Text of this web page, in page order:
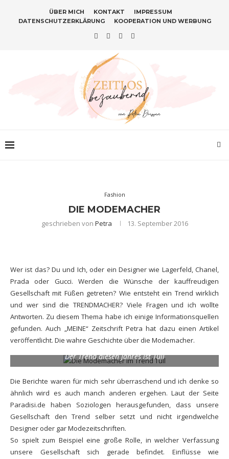
ÜBER MICH KONTAKT
IMPRESSUM
DATENSCHUTZERKLÄRUNG
KOOPERATION UND WERBUNG
Fashion
DIE MODEMACHER
geschrieben von Petra 13. September 2016
Wer ist das? Du und Ich, oder ein Designer wie Lagerfeld,Chanel,
Prada oder Gucci. Werden die Wünsche der kauffreudigen
Gesellschaft mit Füßen getreten? Wie entsteht ein Trend wirklich
und wer sind die TRENDMACHER? Viele Fragen und ich wollte
Antworten. Zu diesem Thema habe ich einige Informationsquellen
gefunden. Auch „MEINE“ Zeitschrift Petra hat dazu einen Artikel
veröffentlicht. Die wahre Geschichte über die Modemacher.
Der Trend diesen Jahres ist Tüll
Die Berichte waren für mich sehr überraschend und ich denke so
ähnlich wird es auch manch anderen ergehen. Laut der Seite
Paradisi.de haben Soziologen herausgefunden, dass unsere
Gesellschaft den Trend selber setzt und nicht irgendwelche
Designer oder gar Modezeitschriften.
So spielt zum Beispiel eine große Rolle, in welcher Verfassung
unsere Gesellschaft sich gerade befindet. Einflüsse wie